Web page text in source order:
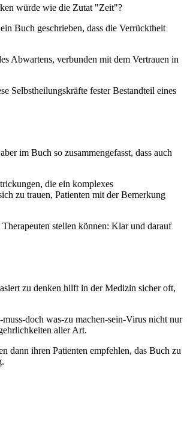
würde wie die Zutat "Zeit"?
Buch geschrieben, dass die Verrücktheit
Abwartens, verbunden mit dem Vertrauen in
Selbstheilungskräfte fester Bestandteil eines
im Buch so zusammengefasst, dass auch
die ein komplexes
zu trauen, Patienten mit der Bemerkung
stellen können: Klar und darauf
zu denken hilft in der Medizin sicher oft,
doch was-zu machen-sein-Virus nicht nur
aller Art.
dann ihren Patienten empfehlen, das Buch zu